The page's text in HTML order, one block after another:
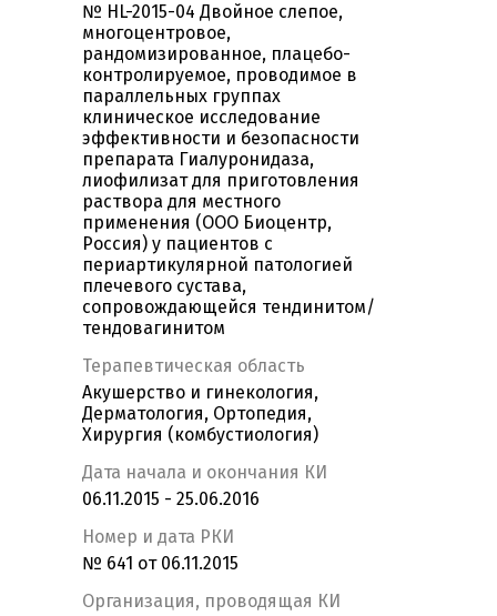
№ HL-2015-04 Двойное слепое,
многоцентровое,
рандомизированное, плацебо-
контролируемое, проводимое в
параллельных группах
клиническое исследование
эффективности и безопасности
препарата Гиалуронидаза,
лиофилизат для приготовления
раствора для местного
применения (ООО Биоцентр,
Россия) у пациентов с
периартикулярной патологией
плечевого сустава,
сопровождающейся тендинитом/
тендовагинитом
Терапевтическая область
Акушерство и гинекология,
Дерматология, Ортопедия,
Хирургия (комбустиология)
Дата начала и окончания КИ
06.11.2015 - 25.06.2016
Номер и дата РКИ
№ 641 от 06.11.2015
Организация, проводящая КИ